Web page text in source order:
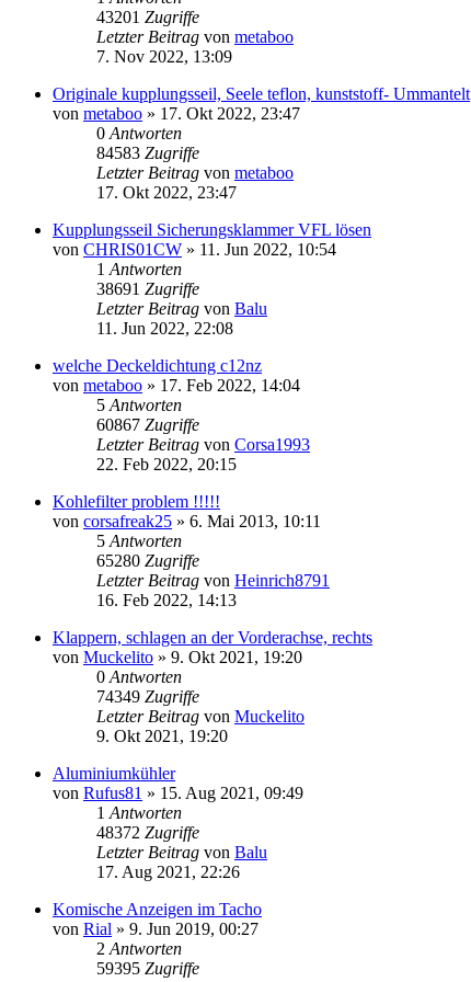
43201 Zugriffe
Letzter Beitrag von metaboo
7. Nov 2022, 13:09
Originale kupplungsseil, Seele teflon, kunststoff- Ummantelt
von metaboo » 17. Okt 2022, 23:47
0 Antworten
84583 Zugriffe
Letzter Beitrag von metaboo
17. Okt 2022, 23:47
Kupplungsseil Sicherungsklammer VFL lösen
von CHRIS01CW » 11. Jun 2022, 10:54
1 Antworten
38691 Zugriffe
Letzter Beitrag von Balu
11. Jun 2022, 22:08
welche Deckeldichtung c12nz
von metaboo » 17. Feb 2022, 14:04
5 Antworten
60867 Zugriffe
Letzter Beitrag von Corsa1993
22. Feb 2022, 20:15
Kohlefilter problem !!!!!
von corsafreak25 » 6. Mai 2013, 10:11
5 Antworten
65280 Zugriffe
Letzter Beitrag von Heinrich8791
16. Feb 2022, 14:13
Klappern, schlagen an der Vorderachse, rechts
von Muckelito » 9. Okt 2021, 19:20
0 Antworten
74349 Zugriffe
Letzter Beitrag von Muckelito
9. Okt 2021, 19:20
Aluminiumkühler
von Rufus81 » 15. Aug 2021, 09:49
1 Antworten
48372 Zugriffe
Letzter Beitrag von Balu
17. Aug 2021, 22:26
Komische Anzeigen im Tacho
von Rial » 9. Jun 2019, 00:27
2 Antworten
59395 Zugriffe